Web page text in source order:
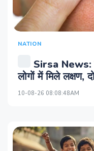
NATION
Sirsa News:
लोगों में मिले लक्षण,
10-08-26 08:08:48AM